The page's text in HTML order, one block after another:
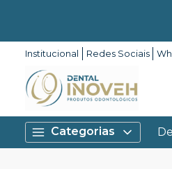
Institucional Redes Sociais
Categorias